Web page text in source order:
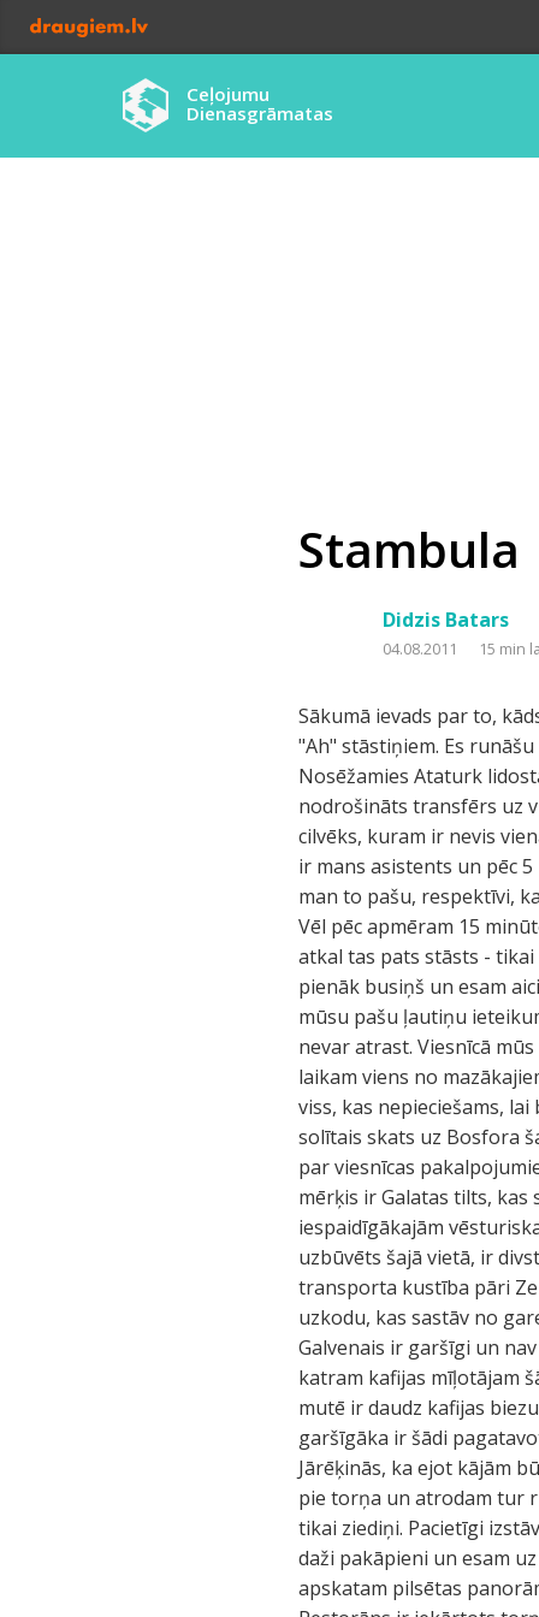
Ceļojumu
Dienasgrāmatas
Stambula
Didzis Batars
04.08.2011 15 min
Sākumā ievads par to,
"Ah" stāstiņiem. Es
Nosēžamies Ataturk
nodrošināts transfērs uz
cilvēks, kuram ir nevis
ir mans asistents un pēc
man to pašu, respektīvi,
Vēl pēc apmēram 15
atkal tas pats stāsts -
pienāk busiņš un esam
mūsu pašu ļautiņu
nevar atrast. Viesnīcā
laikam viens no
viss, kas nepieciešams,
solītais skats uz Bosfora
par viesnīcas
mērķis ir Galatas tilts,
iespaidīgākajām
uzbūvēts šajā vietā, ir
transporta kustība pāri
uzkodu, kas sastāv no
Galvenais ir garšīgi un
katram kafijas mīļotājam
mutē ir daudz kafijas
garšīgāka ir šādi
Jārēķinās, ka ejot kājām
pie torņa un atrodam tur
tikai ziediņi. Pacietīgi
daži pakāpieni un esam
apskatam pilsētas